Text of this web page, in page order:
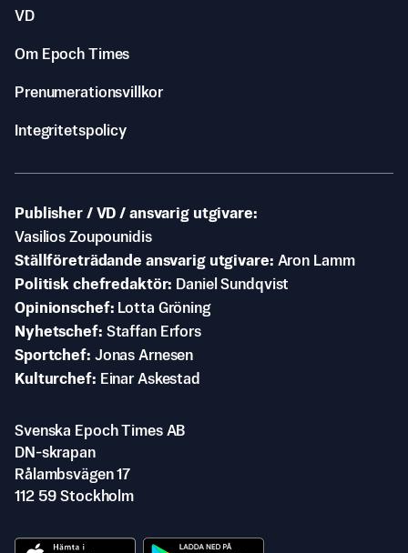
VD
Om Epoch Times
Prenumerationsvillkor
Integritetspolicy
Publisher / VD / ansvarig utgivare
Vasilios Zoupounidis
Ställföreträdande ansvarig utgivare Aron Lamm
Politisk chefredaktör
Daniel Sundqvist
Opinionschef
Lotta Gröning
Nyhetschef Staffan Erfors
Sportchef Jonas Arnesen
Kulturchef
Einar Askestad
Svenska Epoch Times AB
DN-skrapan
Rålambsvägen 17
112 59 Stockholm